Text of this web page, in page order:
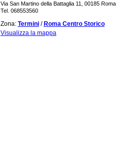
Via San Martino della Battaglia 11, 00185 Roma
Tel. 068553560
Zona: Termini/ Roma Centro Storico
Visualizza la mappa